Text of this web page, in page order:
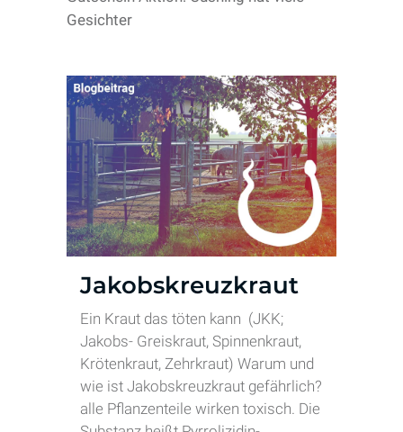
Gesichter
Jakobskreuzkraut
Ein Kraut das töten kann (JKK;
Jakobs- Greiskraut, Spinnenkraut,
Krötenkraut, Zehrkraut) Warum und
wie ist Jakobskreuzkraut gefährlich?
alle Pflanzenteile wirken toxisch. Die